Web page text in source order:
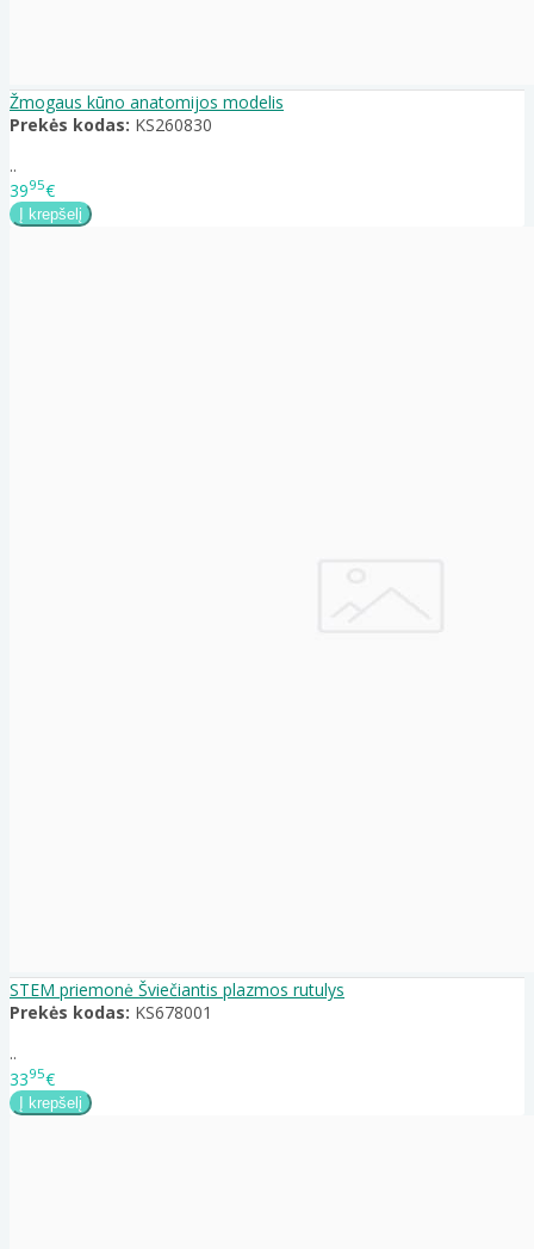
Žmogaus kūno anatomijos modelis
Prekės kodas: KS260830
..
3995€
STEM priemonė Šviečiantis plazmos rutulys
Prekės kodas: KS678001
..
3395€